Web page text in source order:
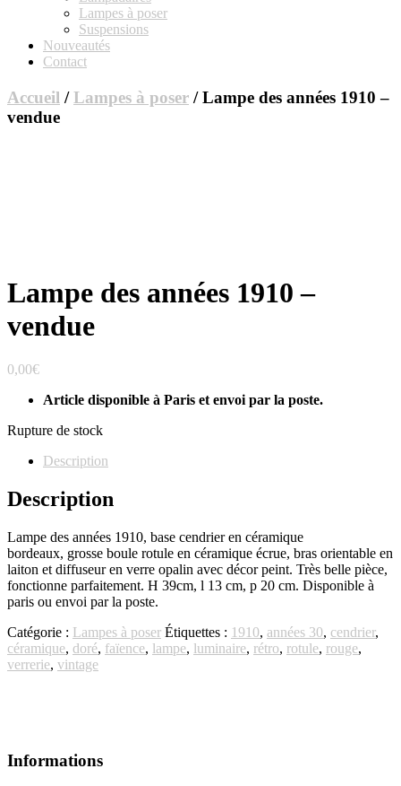
Lampes à poser
Suspensions
Nouveautés
Contact
Accueil /Lampes à poser / Lampe des années 1910 –
vendue
Lampe des années 1910 –
vendue
0,00€
Article disponible à Paris et envoi par la poste.
Rupture de stock
Description
Description
Lampe des années 1910, base cendrier en céramique
bordeaux, grosse boule rotule en céramique écrue, bras orientable en
laiton et diffuseur en verre opalin avec décor peint. Très belle pièce,
fonctionne parfaitement. H 39cm, l 13 cm, p 20 cm. Disponible à
paris ou envoi par la poste.
Catégorie : Lampes à poser Étiquettes : 1910, années 30, cendrier,
céramique, doré, faïence, lampe, luminaire, rétro, rotule, rouge,
verrerie, vintage
Informations